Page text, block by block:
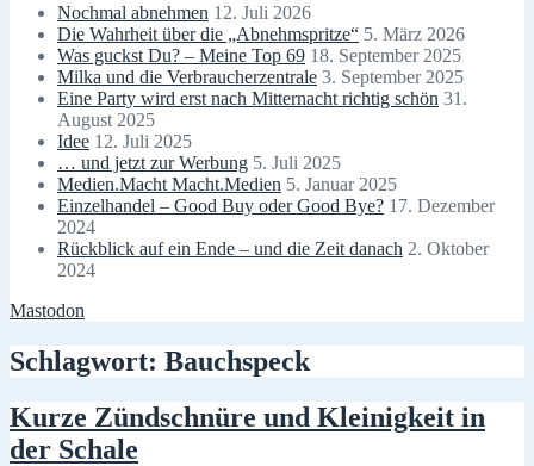
Nochmal abnehmen 12. Juli 2026
Die Wahrheit über die „Abnehmspritze“ 5. März 2026
Was guckst Du? – Meine Top 69 18. September 2025
Milka und die Verbraucherzentrale 3. September 2025
Eine Party wird erst nach Mitternacht richtig schön 31.
August 2025
Idee 12. Juli 2025
… und jetzt zur Werbung 5. Juli 2025
Medien.Macht Macht.Medien 5. Januar 2025
Einzelhandel – Good Buy oder Good Bye? 17. Dezember
2024
Rückblick auf ein Ende – und die Zeit danach 2. Oktober
2024
Mastodon
Schlagwort: Bauchspeck
Kurze Zündschnüre und Kleinigkeit in
der Schale